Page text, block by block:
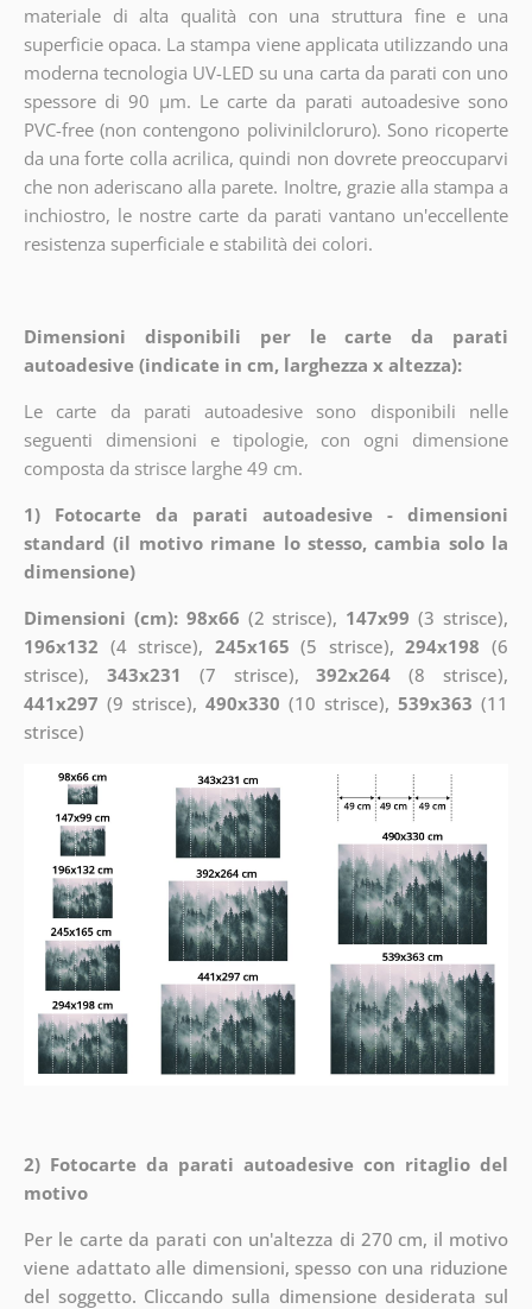
materiale di alta qualità con una struttura fine e una
superficie opaca. La stampa viene applicata utilizzando una
moderna tecnologia UV-LED su una carta da parati con uno
spessore di 90 µm. Le carte da parati autoadesive sono
PVC-free (non contengono polivinilcloruro). Sono ricoperte
da una forte colla acrilica, quindi non dovrete preoccuparvi
che non aderiscano alla parete. Inoltre, grazie alla stampa a
inchiostro, le nostre carte da parati vantano un'eccellente
resistenza superficiale e stabilità dei colori.
Dimensioni disponibili per le carte da parati
autoadesive (indicate in cm, larghezza x altezza):
Le carte da parati autoadesive sono disponibili nelle
seguenti dimensioni e tipologie, con ogni dimensione
composta da strisce larghe 49 cm.
1) Fotocarte da parati autoadesive - dimensioni
standard (il motivo rimane lo stesso, cambia solo la
dimensione)
Dimensioni (cm): 98x66 (2 strisce), 147x99 (3 strisce),
196x132 (4 strisce), 245x165 (5 strisce),294x198 (6
strisce), 343x231 (7 strisce),392x264 (8 strisce),
441x297 (9 strisce), 490x330 (10 strisce),539x363 (11
strisce)
2) Fotocarte da parati autoadesive con ritaglio del
motivo
Per le carte da parati con un'altezza di 270 cm, il motivo
viene adattato alle dimensioni, spesso con una riduzione
del soggetto. Cliccando sulla dimensione desiderata sul